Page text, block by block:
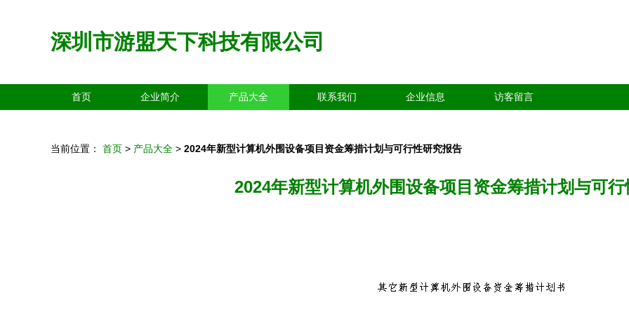
深圳市游盟天下科技有限公司
首页 企业简介 产品大全 联系我们 企业信息 访客留言
当前位置： 首页 > 产品大全 > 2024年新型计算机外围设备项目资金筹措计划与可行性研究报告
2024年新型计算机外围设备项目资金筹措计划与可